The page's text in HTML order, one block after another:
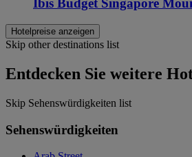
Ibis Budget Singapore
Hotelpreise anzeigen
Skip other destinations list
Entdecken Sie weitere
Skip Sehenswürdigkeiten list
Sehenswürdigkeiten